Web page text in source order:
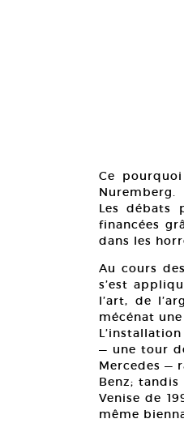
Ce
Nuremberg.
Les débats
financées
dans les
Au cours
s’est
l’art, de
mécénat
L’installation
— une tour
Mercedes —
Benz;
Venise de
même